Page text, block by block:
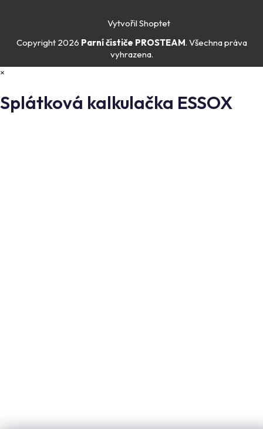
Vytvořil Shoptet
Copyright 2026 Parní čističe PROSTEAM. Všechna práva
vyhrazena.
×
Splátková kalkulačka ESSOX